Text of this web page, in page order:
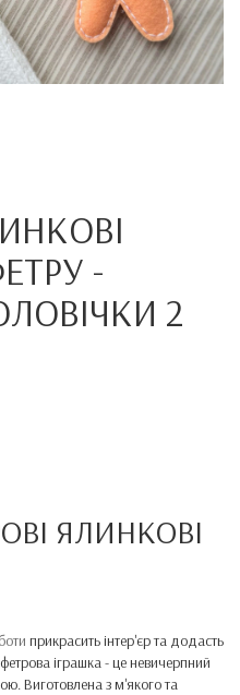
-
2
ЯЛИНКОВІ
прикрасить інтер'єр та додасть
іграшка - це невичерпний
Виготовлена з м'якого та